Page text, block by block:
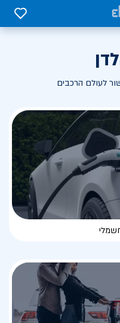
0
לעולם הרכבים